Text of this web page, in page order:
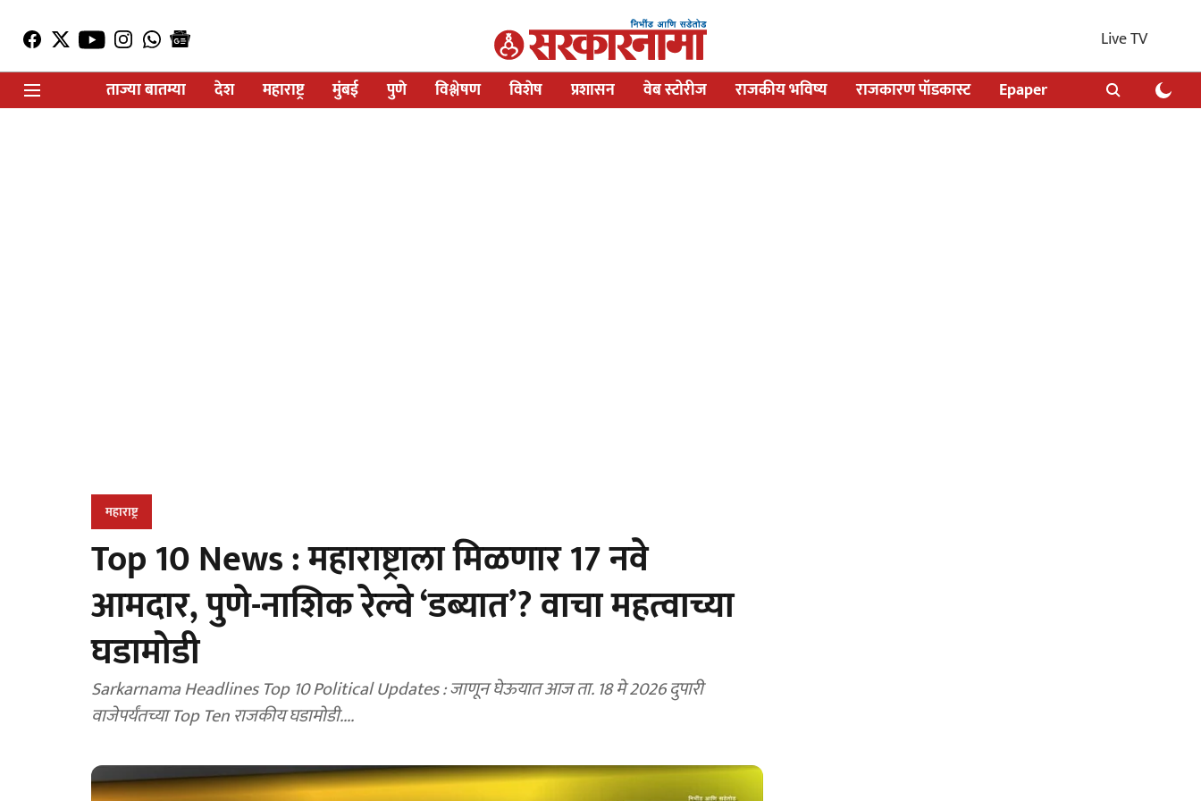
Live TV
ताज्या बातम्या
देश महाराष्ट्र मुंबई पुणे विश्लेषण विशेष प्रशासन वेब स्टोरीज राजकीय भविष्य राजकारण पॉडकास्ट Epaper
महाराष्ट्र
Top 10 News : महाराष्ट्राला मिळणार 17 नवे
आमदार, पुणे-नाशिक रेल्वे ‘डब्यात’? वाचा महत्वाच्या
घडामोडी
Sarkarnama Headlines Top 10 Political Updates : जाणून घेऊयात आज ता. 18 मे 2026 दुपारी
वाजेपर्यंतच्या Top Ten राजकीय घडामोडी....